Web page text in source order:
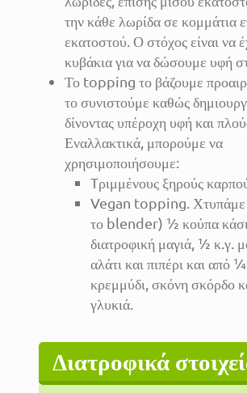
την κάθε λωρίδα σε κομμάτια
εκατοστού. Ο στόχος είναι να
κυβάκια για να δώσουμε υφή
Το topping το βάζουμε
το συνιστούμε καθώς
δίνοντας υπέροχη υφή και
Εναλλακτικά, μπορούμε να
χρησιμοποιήσουμε:
Tριμμένους ξηρούς
Vegan topping.
το blender) ½ κούπα
διατροφική μαγιά, ½ κ.γ.
αλάτι και πιπέρι και από
κρεμμύδι, σκόνη σκόρδο
γλυκιά.
Διατροφικά